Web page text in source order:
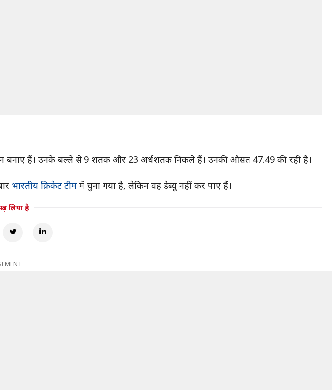
बनाए हैं। उनके बल्ले से 9 शतक और 23 अर्धशतक निकले हैं। उनकी औसत 47.49 की रही है।
भारतीय क्रिकेट टीम में चुना गया है, लेकिन वह डेब्यू नहीं कर पाए हैं।
लिया है